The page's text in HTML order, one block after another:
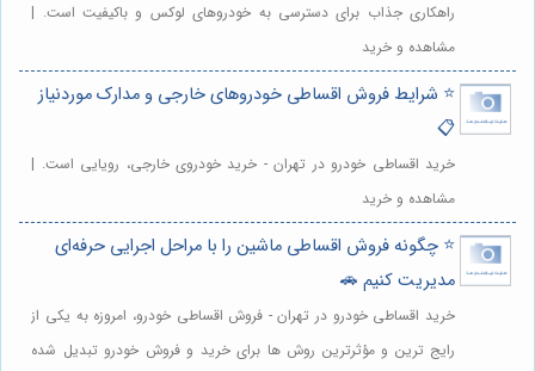
راهکاری جذاب برای دسترسی به خودروهای لوکس و باکیفیت است. |
مشاهده و خرید
⭐️ شرایط فروش اقساطی خودروهای خارجی و مدارک موردنیاز
📋
خرید اقساطی خودرو در تهران - خرید خودروی خارجی، رویایی است. |
مشاهده و خرید
⭐️ چگونه فروش اقساطی ماشین را با مراحل اجرایی حرفه‌ای
مدیریت کنیم 🚗
خرید اقساطی خودرو در تهران - فروش اقساطی خودرو، امروزه به یکی از
رایج ترین و مؤثرترین روش ها برای خرید و فروش خودرو تبدیل شده